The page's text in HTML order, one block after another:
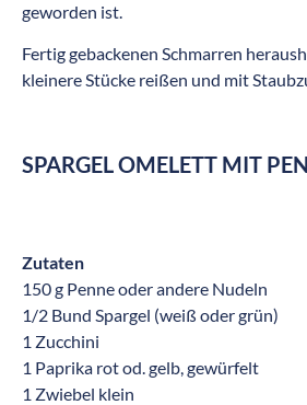
geworden ist.
Fertig gebackenen Schmarren
kleinere Stücke reißen und mit
SPARGEL OMELETT MIT
Zutaten
150 g Penne oder andere Nudeln
1/2 Bund Spargel (weiß oder grün)
1 Zucchini
1 Paprika rot od. gelb, gewürfelt
1 Zwiebel klein